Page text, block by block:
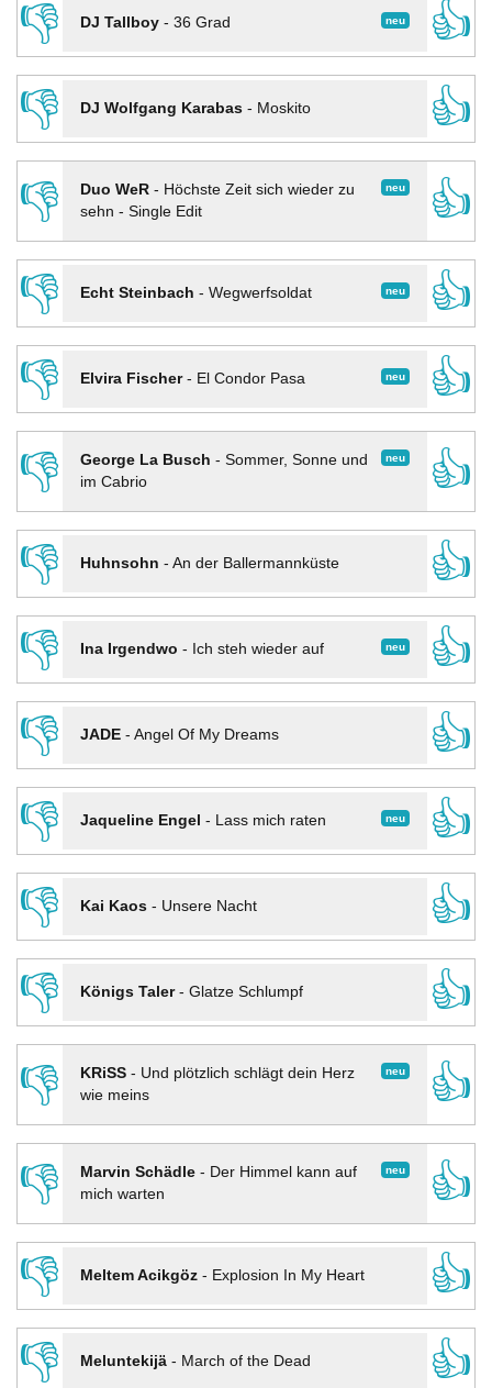
👎 neu
DJ Tallboy- 36 Grad
👍
👎
DJ Wolfgang Karabas- Moskito
👍
👎
neu
Duo WeR- Höchste Zeit sich wieder zu
sehn - Single Edit
👍
👎
neu
Echt Steinbach - Wegwerfsoldat
👍
👎
neu
Elvira Fischer- El Condor Pasa
👍
👎
neu
George La Busch - Sommer, Sonne und
im Cabrio
👍
👎
Huhnsohn - An der Ballermannküste
👍
👎
neu
Ina Irgendwo - Ich steh wieder auf
👍
👎
JADE- Angel Of My Dreams
👍
👎
neu
Jaqueline Engel - Lass mich raten
👍
👎
Kai Kaos- Unsere Nacht
👍
👎
Königs Taler- Glatze Schlumpf
👍
👎
neu
KRiSS- Und plötzlich schlägt dein Herz
wie meins
👍
👎 neu
Marvin Schädle- Der Himmel kann auf
mich warten
👍
👎
Meltem Acikgöz- Explosion In My Heart
👍
👎
Meluntekijä- March of the Dead
👍